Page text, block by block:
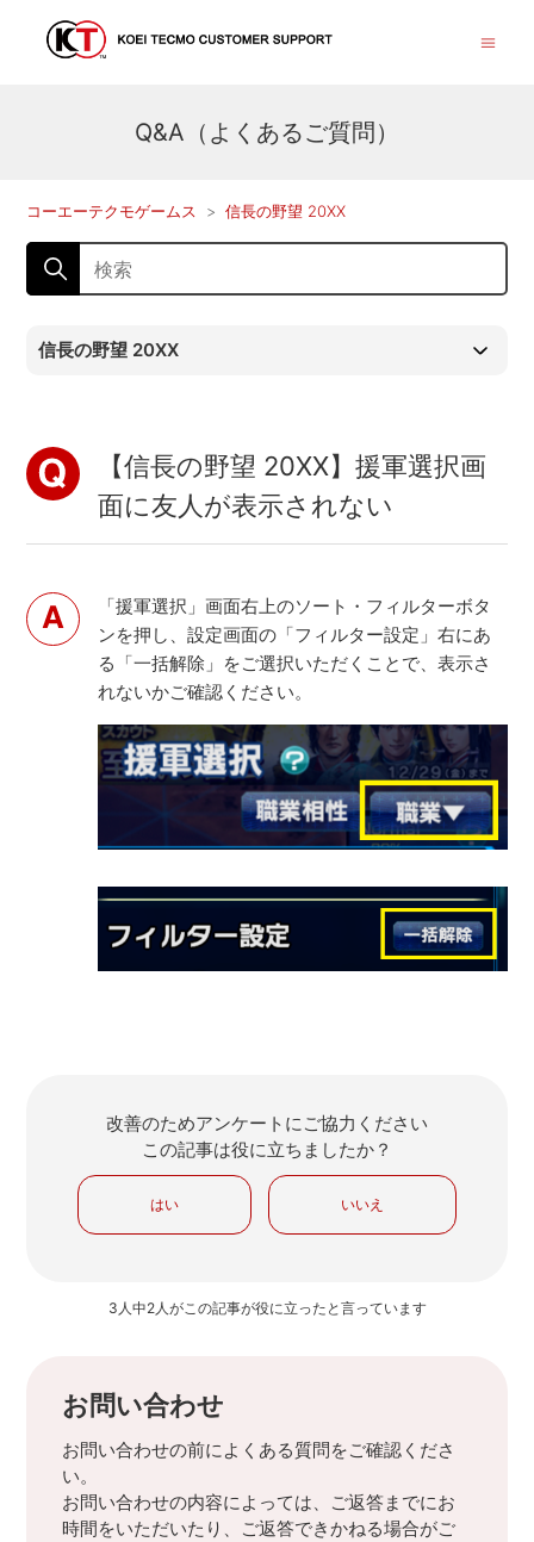
Q&A（よくあるご質問）
コーエーテクモゲームス 信長の野望 20XX
信長の野望 20XX
【信長の野望 20XX】援軍選択画
面に友人が表示されない
「援軍選択」画面右上のソート・フィルターボタ
ンを押し、設定画面の「フィルター設定」右にあ
る「一括解除」をご選択いただくことで、表示さ
れないかご確認ください。
改善のためアンケートにご協力ください
この記事は役に立ちましたか？
はい いいえ
3人中2人がこの記事が役に立ったと言っています
お問い合わせ
お問い合わせの前によくある質問をご確認くださ
い。
お問い合わせの内容によっては、ご返答までにお
時間をいただいたり、ご返答できかねる場合がご